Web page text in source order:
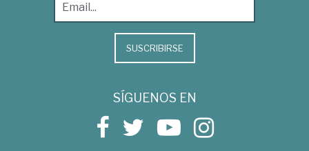
SUSCRIBIRSE
SÍGUENOS EN